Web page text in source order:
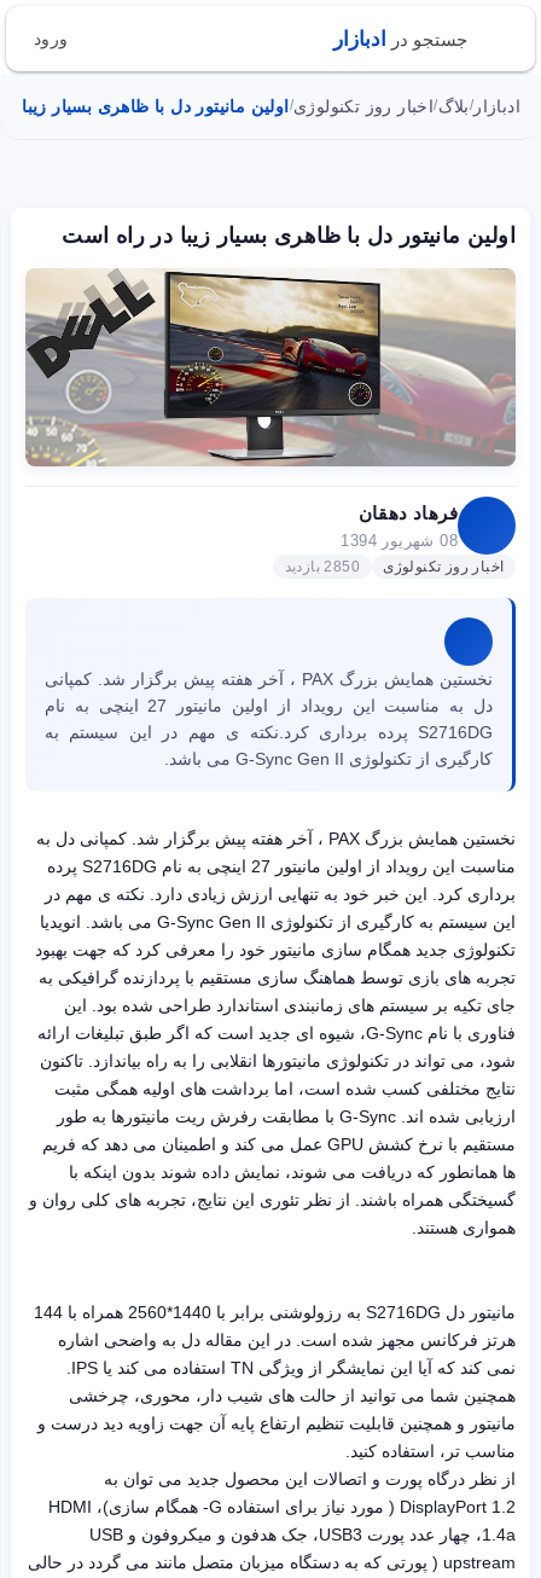
جستجو در ادبازار ورود
ادبازار /بلاگ/اخبار روز تکنولوژی/اولین مانیتور دل با ظاهری بسیار زیبا
اولین مانیتور دل با ظاهری بسیار زیبا در راه است
فرهاد دهقان
08 شهریور 1394
اخبار روز تکنولوژی 2850 بازدید
نخستین همایش بزرگ PAX ، آخر هفته پیش برگزار شد. کمپانی
دل به مناسبت این رویداد از اولین مانیتور 27 اینچی به نام
S2716DG پرده برداری کرد.نکته ی مهم در این سیستم به
کارگیری از تکنولوژی G-Sync Gen II می باشد.
نخستین همایش بزرگ PAX ، آخر هفته پیش برگزار شد. کمپانی دل به
مناسبت این رویداد از اولین مانیتور 27 اینچی به نام S2716DG پرده
برداری کرد. این خبر خود به تنهایی ارزش زیادی دارد. نکته ی مهم در
این سیستم به کارگیری از تکنولوژی G-Sync Gen II می باشد. انویدیا
تکنولوژی جدید همگام سازی مانیتور خود را معرفی کرد که جهت بهبود
تجربه های بازی توسط هماهنگ سازی مستقیم با پردازنده گرافیکی به
جای تکیه بر سیستم های زمانبندی استاندارد طراحی شده بود. این
فناوری با نام G-Sync، شیوه ای جدید است که اگر طبق تبلیغات ارائه
شود، می تواند در تکنولوژی مانیتورها انقلابی را به راه بیاندازد. تاکنون
نتایج مختلفی کسب شده است، اما برداشت های اولیه همگی مثبت
ارزیابی شده اند. G-Sync با مطابقت رفرش ریت مانیتورها به طور
مستقیم با نرخ کشش GPU عمل می کند و اطمینان می دهد که فریم
ها همانطور که دریافت می شوند، نمایش داده شوند بدون اینکه با
گسیختگی همراه باشند. از نظر تئوری این نتایج، تجربه های کلی روان و
همواری هستند.
مانیتور دل S2716DG به رزولوشنی برابر با 1440*2560 همراه با 144
هرتز فرکانس مجهز شده است. در این مقاله دل به واضحی اشاره
همچنین شما می توانید از حالت های شیب دار، محوری، چرخشی
مانیتور و همچنین قابلیت تنظیم ارتفاع پایه آن جهت زاویه دید درست و
مناسب تر، استفاده کنید.
از نظر درگاه پورت و اتصالات این محصول جدید می توان به
DisplayPort 1.2 ( مورد نیاز برای استفاده G- همگام سازی)، HDMI
1.4a، چهار عدد پورت USB3، جک هدفون و میکروفون و USB
upstream ( پورتی که به دستگاه میزبان متصل مانند می گردد در حالی